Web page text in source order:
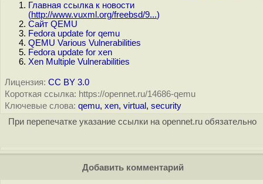
Главная ссылка к новости
(http://www.vuxml.org/freebsd/9...)
Сайт QEMU
Fedora update for qemu
QEMU Various Vulnerabilities
Fedora update for xen
Xen Multiple Vulnerabilities
Лицензия: CC BY 3.0
Короткая ссылка: https://opennet.ru/14686-qemu
Ключевые слова: qemu, xen, virtual , security
При перепечатке указание ссылки на opennet.ru обязательно
Добавить комментарий